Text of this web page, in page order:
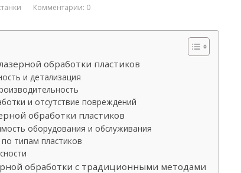
Комментарии: 0
обработки пластиков
и детализация
и отсутствие повреждений
обработки пластиков
оборудования и обслуживания
типам пластиков
обработки с традиционными методами